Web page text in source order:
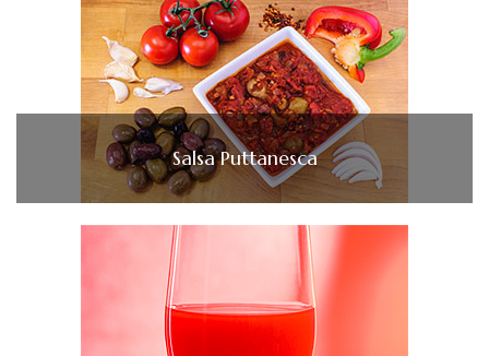
Salsa Puttanesca